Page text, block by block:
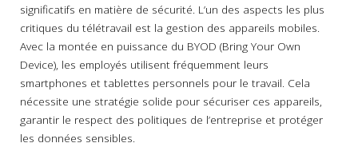
significatifs en matière de sécurité. L’un des aspects les plus
critiques du télétravail est la gestion des appareils mobiles.
Avec la montée en puissance du BYOD (Bring Your Own
Device), les employés utilisent fréquemment leurs
smartphones et tablettes personnels pour le travail. Cela
nécessite une stratégie solide pour sécuriser ces appareils,
garantir le respect des politiques de l’entreprise et protéger
les données sensibles.